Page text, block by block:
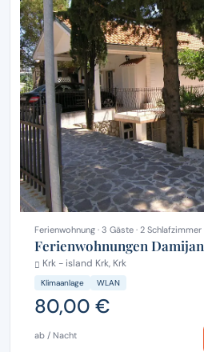
Ferienwohnung · 3 Gäste · 2 Schlafzimmer
Ferienwohnungen Damijan
Krk - island Krk, Krk
Klimaanlage WLAN
80,00 €
ab / Nacht